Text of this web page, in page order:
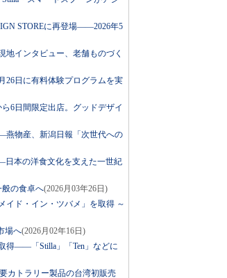
STOREに再登場――2026年5
インタビュー、老舗ものづく
26日に有料体験プログラムを実
6日間限定出店。グッドデザイ
物産、新潟日報「次世代への
日本の洋食文化を支えた一世紀
の食卓へ(2026月03年26日)
イド・イン・ツバメ」を取得 ～
場へ(2026月02年16日)
得――「Stilla」「Ten」などに
カトラリー製品の台湾初販売